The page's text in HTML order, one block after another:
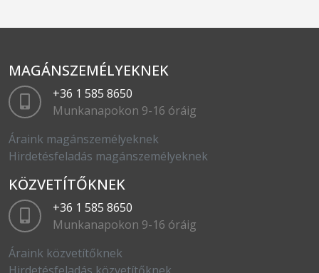
MAGÁNSZEMÉLYEKNEK
+36 1 585 8650
Munkanapokon 9-16 óráig
Áraink magánszemélyeknek
Hirdetésfeladás magánszemélyeknek
KÖZVETÍTŐKNEK
+36 1 585 8650
Munkanapokon 9-16 óráig
Áraink közvetítőknek